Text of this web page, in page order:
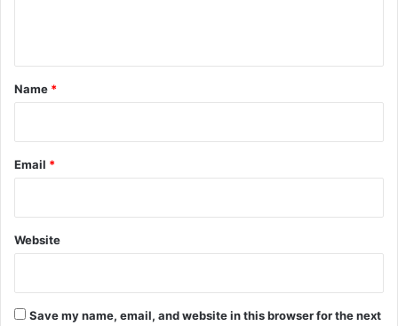
*
Name *
Email *
Website
Save my name, email, and website in this browser for the next